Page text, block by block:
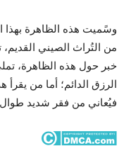
وسًميت هذه الظاهرة بهذا
من التُراث الصيني
خبر حول هذه الظاهرة،
الرزق الدائم؛ أما من يقرأ
فيُعاني من فقر شديد طوال